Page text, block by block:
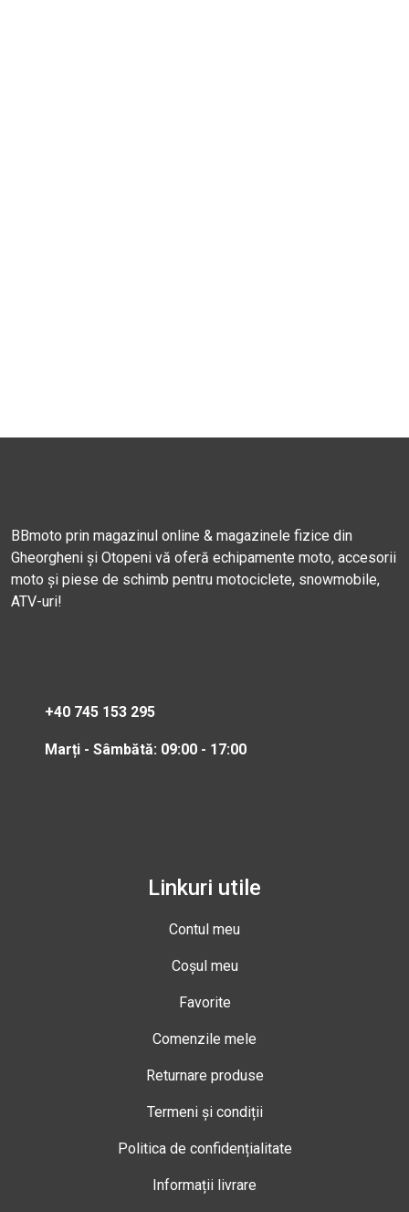
BBmoto prin magazinul online & magazinele fizice din
Gheorgheni și Otopeni vă oferă echipamente moto, accesorii
moto și piese de schimb pentru motociclete, snowmobile,
ATV-uri!
+40 745 153 295
Marți - Sâmbătă: 09:00 - 17:00
Linkuri utile
Contul meu
Coșul meu
Favorite
Comenzile mele
Returnare produse
Termeni și condiții
Politica de confidențialitate
Informații livrare